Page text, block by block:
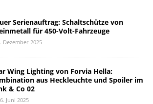
Serienauftrag: Schaltschütze von
für 450-Volt-Fahrzeuge
Dezember 2025
Wing Lighting von Forvia Hella:
aus Heckleuchte und Spoiler im
& Co 02
Juni 2025